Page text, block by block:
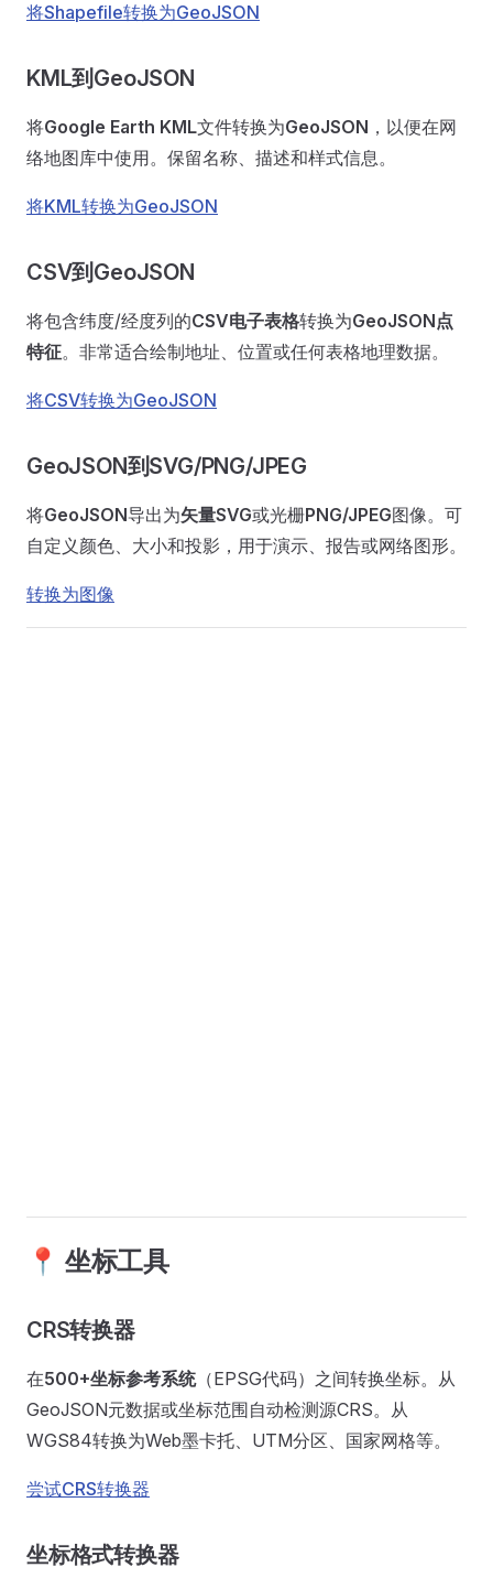
将Shapefile转换为GeoJSON
KML到GeoJSON
将Google Earth KML文件转换为GeoJSON ，以便在网
络地图库中使用。保留名称、描述和样式信息。
将KML转换为GeoJSON
CSV到GeoJSON
将包含纬度/经度列的CSV电子表格转换为GeoJSON点
特征。非常适合绘制地址、位置或任何表格地理数据。
将CSV转换为GeoJSON
GeoJSON到SVG/PNG/JPEG
将GeoJSON导出为矢量SVG或光栅PNG/JPEG图像。可
自定义颜色、大小和投影，用于演示、报告或网络图形。
转换为图像
📍 坐标工具
CRS转换器
在500+坐标参考系统（EPSG代码）之间转换坐标。从
GeoJSON元数据或坐标范围自动检测源CRS。从
WGS84转换为Web墨卡托、UTM分区、国家网格等。
尝试CRS转换器
坐标格式转换器